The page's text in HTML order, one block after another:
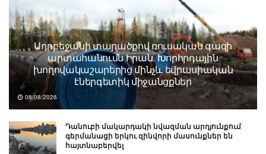
Ադրբեջանի տարածքով ռուսական գազի
արտահանումն Իրան. Խորհրդային
խողովակաշարերից մինչև եվրասիական
էներգետիկ միջանցքներ
08/08/2026
Դանուբի մակարդակի նվազման արդյունքում
գերմանացի երկու զինվորի մասունքներ են
հայտնաբերվել